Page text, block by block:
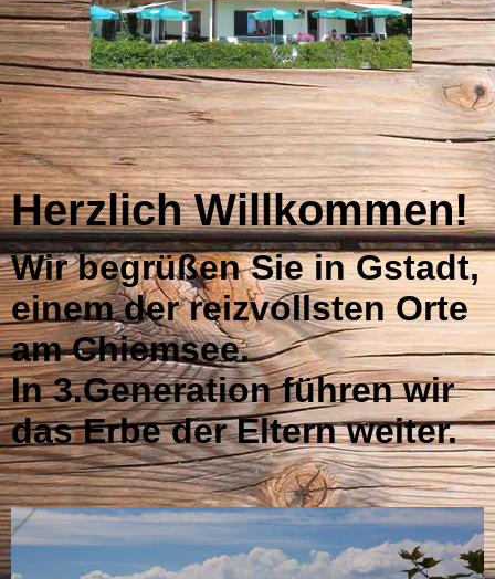
Herzlich Willkommen!
Wir begrüßen Sie in Gstadt,
einem der reizvollsten Orte
am Chiemsee.
In 3.Generation führen wir
das Erbe der Eltern weiter.